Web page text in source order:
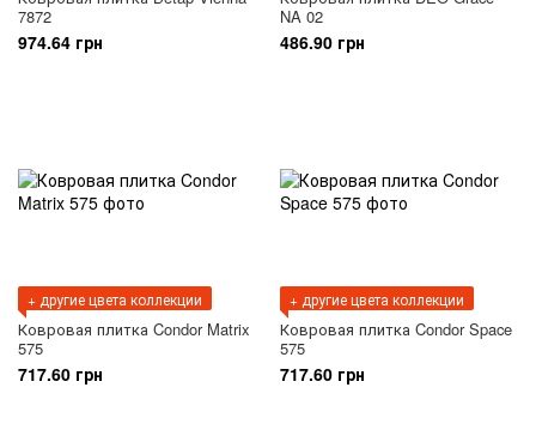
7872
974.64 грн
NA 02
486.90 грн
+ другие цвета коллекции
Ковровая плитка Condor Matrix
575
717.60 грн
+ другие цвета коллекции
Ковровая плитка Condor Space
575
717.60 грн